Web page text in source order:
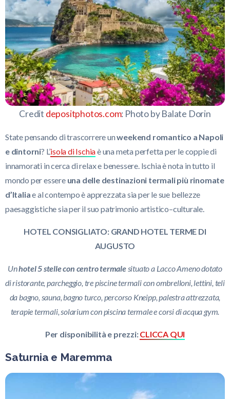
Credit depositphotos.com: Photo by Balate Dorin
State pensando di trascorrere unweekend romantico a Napoli
e dintorni? L’isola di Ischiaè una meta perfetta per le coppie di
innamorati in cerca di relax e benessere. Ischia è nota in tutto il
mondo per essere una delle destinazioni termali più rinomate
d’Italiae al contempo è apprezzata sia per le sue bellezze
paesaggistiche sia per il suo patrimonio artistico–culturale.
HOTEL CONSIGLIATO: GRAND HOTEL TERME DI
AUGUSTO
Unhotel 5 stelle con centro termalesituato a Lacco Ameno dotato
di ristorante, parcheggio, tre piscine termali con ombrelloni, lettini, teli
da bagno, sauna, bagno turco, percorso Kneipp, palestra attrezzata,
terapie termali, solarium con piscina termale e corsi di acqua gym.
Per disponibilità e prezzi:CLICCA QUI
Saturnia e Maremma